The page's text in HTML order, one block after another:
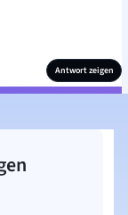
Antwort zeigen